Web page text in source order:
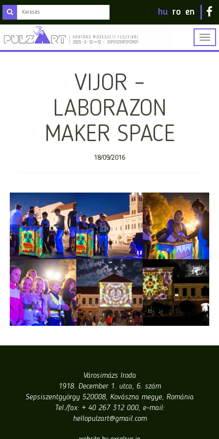
hu ro en
VIJOR –
LABORAZON
MAKER SPACE
18/09/2016
Városimázs Iroda
1918. December 1. utca, 6. szám
Sepsiszentgyörgy 520008, Kovászna megye, Románia
Tel./fax: + 40 267 312 000, e-mail:
hellopulzart@gmail.com